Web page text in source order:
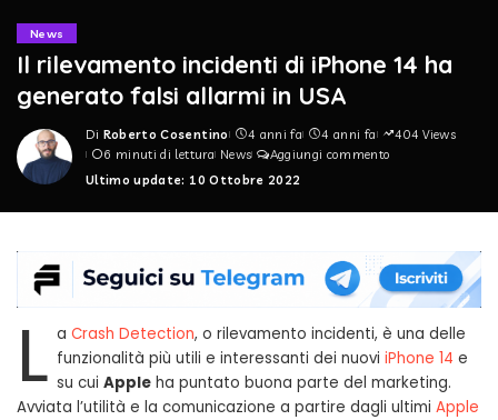
News
Il rilevamento incidenti di iPhone 14 ha
generato falsi allarmi in USA
Posted
by
Di Roberto Cosentino 4 anni fa 4 anni fa
404 Views
6 minuti di lettura News
Aggiungi commento
Ultimo update: 10 Ottobre 2022
L a Crash Detection, o rilevamento incidenti, è una delle
funzionalità più utili e interessanti dei nuovi iPhone 14 e
su cui Appleha puntato buona parte del marketing.
Avviata l’utilità e la comunicazione a partire dagli ultimi Apple